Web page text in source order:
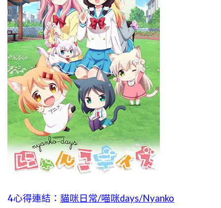
4心得連結： 貓咪日常/喵咪days/Nyanko